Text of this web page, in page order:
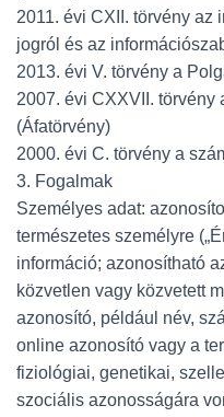
2011. évi CXII. törvény az
jogról és az
2013. évi V. törvény a
2007. évi CXXVII. törvény
(Áfatörvény)
2000. évi C. törvény a
3. Fogalmak
Személyes adat:
természetes személyre
információ; azonosítható
közvetlen vagy közvetett
azonosító, például név,
online azonosító vagy a
fiziológiai, genetikai,
szociális azonosságára